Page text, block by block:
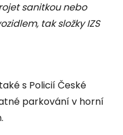
sanitkou nebo
tak složky IZS
s Policií České
parkování v horní